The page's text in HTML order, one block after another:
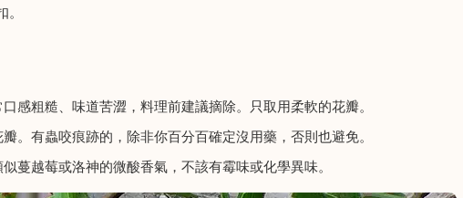
感粗糙、味道苦澀，料理前建議摘除。只取用柔軟的花瓣。
。有蟲咬痕跡的，除非你百分百確定沒用藥，否則也避免。
蔓越莓或洛神的微酸香氣，不該有霉味或化學異味。